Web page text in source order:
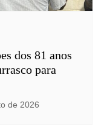
dos 81 anos
para
de 2026